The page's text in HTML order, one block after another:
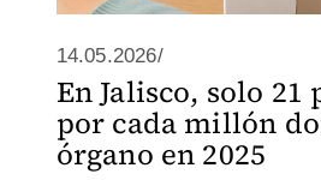
14.05.2026/
En Jalisco, solo 21
por cada millón
órgano en 2025